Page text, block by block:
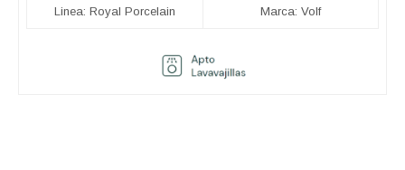
Linea: Royal Porcelain Marca: Volf